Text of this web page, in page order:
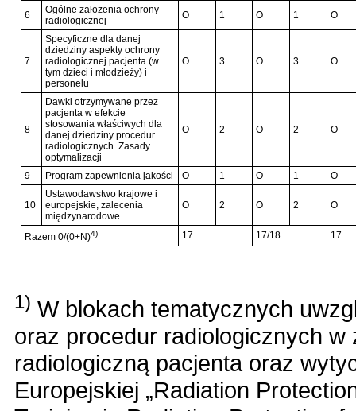
6
Ogólne założenia ochrony
radiologicznej
O 1 O 1 O
7
Specyficzne dla danej
dziedziny aspekty ochrony
radiologicznej pacjenta (w
tym dzieci i młodzieży) i
personelu
O 3 O 3 O
8
Dawki otrzymywane przez
pacjenta w efekcie
stosowania właściwych dla
danej dziedziny procedur
radiologicznych. Zasady
optymalizacji
O 2 O 2 O
9 Program zapewnienia jakości O 1 O 1 O
10
Ustawodawstwo krajowe i
europejskie, zalecenia
międzynarodowe
O 2 O 2 O
Razem 0/(0+N)4) 17 17/18 17
1) W blokach tematycznych
oraz procedur radiologicznych
radiologiczną pacjenta oraz
Europejskiej „Radiation